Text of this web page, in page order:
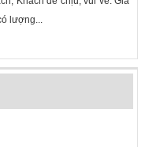
lượng...